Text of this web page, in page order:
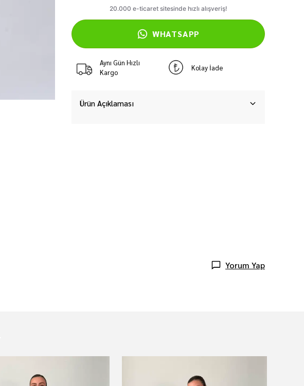
WHATSAPP
Aynı Gün Hızlı
Kargo
Kolay İade
Ürün Açıklaması
Yorum Yap